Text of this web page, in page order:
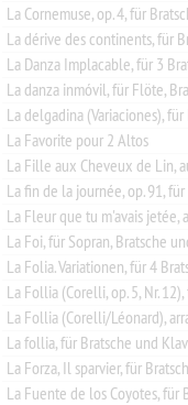
La Cornemuse, op. 4, für
La dérive des continents, für
La Danza Implacable, für 3
La danza inmóvil, für Flöte,
La delgadina (Variaciones),
La Favorite pour 2 Altos
La fin de la journée, op. 91,
La Fleur que tu m'avais jetée,
La Foi, für Sopran, Bratsche
La Folia. Variationen, für 4
La Follia (Corelli, op. 5, Nr.
La Follia (Corelli/Léonard),
La follia, für Bratsche und
La Forza, Il sparvier, für
La Fuente de los Coyotes, für